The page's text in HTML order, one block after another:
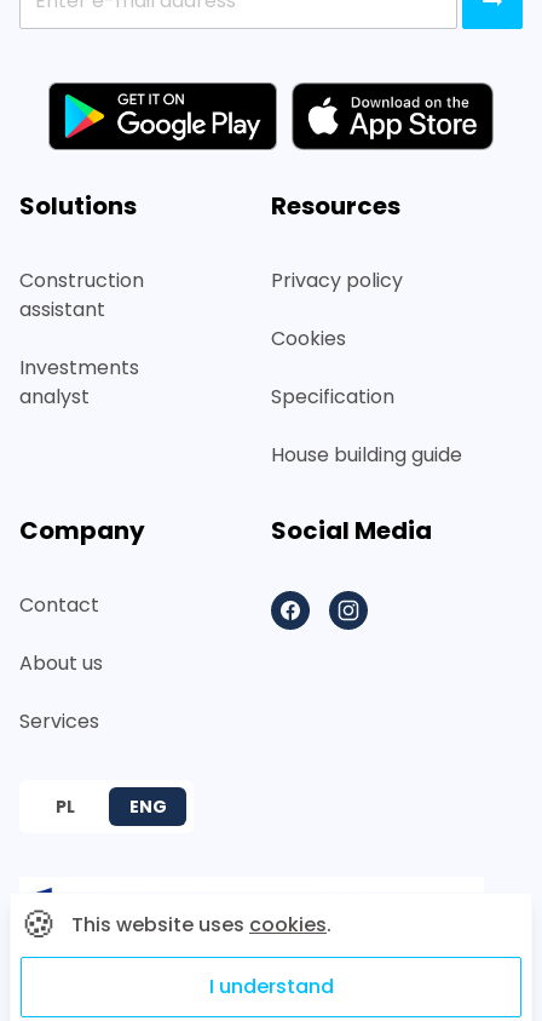
Solutions
Construction
assistant
Investments
analyst
Resources
Privacy policy
Cookies
Specification
House building guide
Company
Contact
About us
Services
Social Media
PL ENG
🍪 This website uses cookies.
I understand